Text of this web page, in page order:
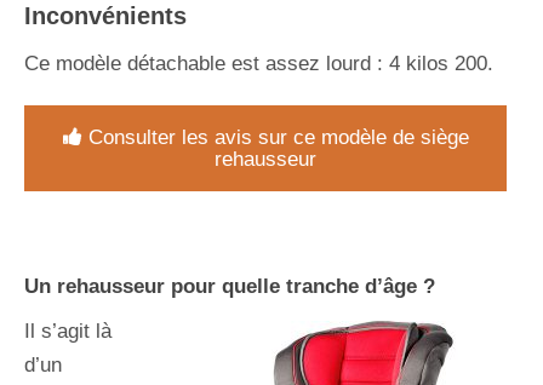
Inconvénients
Ce modèle détachable est assez lourd : 4 kilos 200.
Consulter les avis sur ce modèle de siège
rehausseur
Un rehausseur pour quelle tranche d’âge ?
Il s’agit là
d’un